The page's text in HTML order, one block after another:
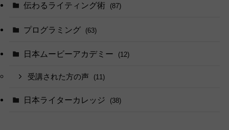
伝わるライティング術 (87)
プログラミング (63)
日本ムービーアカデミー (12)
受講された方の声 (11)
日本ライターカレッジ (38)